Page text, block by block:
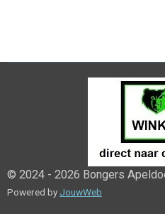
© 2024 - 2026 Bongers
Powered by JouwWeb